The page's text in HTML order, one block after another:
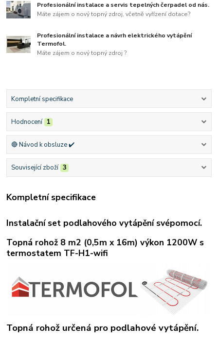
Profesionální instalace a servis tepelných čerpadel od nás.
Máte zájem o nový topný zdroj, včetně vyřízení dotace?
Profesionální instalace a návrh elektrického vytápění
Termofol.
Máte zájem o nový topný zdroj ?
Kompletní specifikace
Hodnocení 1
🔴 Návod k obsluze ✔️
Související zboží 3
Kompletní specifikace
Instalační set podlahového vytápění svépomocí.
Topná rohož 8 m2 (0,5m x 16m) výkon 1200W s
termostatem TF-H1-wifi
Topná rohož určená pro podlahové vytápění.